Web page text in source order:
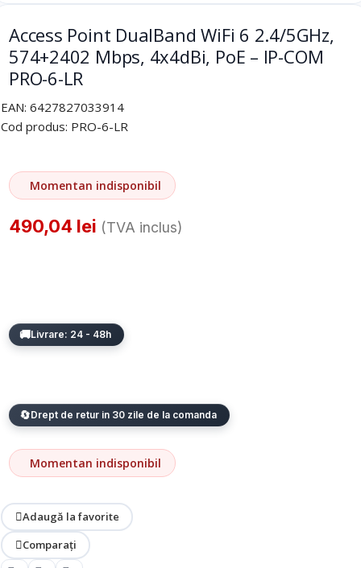
Access Point DualBand WiFi 6 2.4/5GHz,
574+2402 Mbps, 4x4dBi, PoE – IP-COM
PRO-6-LR
EAN: 6427827033914
Cod produs: PRO-6-LR
Momentan indisponibil
490,04 lei (TVA inclus)
Livrare: 24 - 48h
Drept de retur in 30 zile de la comanda
Momentan indisponibil
Adaugă la favorite
Comparați